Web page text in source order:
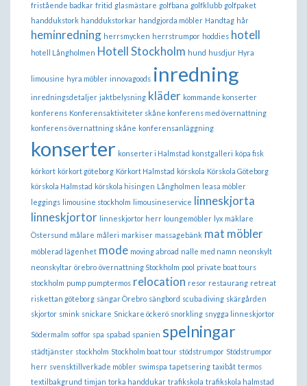
fristående badkar fritid glasmästare golfbana golfklubb golfpaket
handdukstork handdukstorkar handgjorda möbler Handtag hår
heminredning herrsmycken herrstrumpor hoddies hotell
hotell Långholmen Hotell Stockholm hund husdjur Hyra
limousine hyra möbler innovagoods inredning
inredningsdetaljer jaktbelysning kläder kommande konserter
konferens Konferensaktiviteter skåne konferens med övernattning
konferens övernattning skåne konferensanläggning
konserter konserter i Halmstad konstgalleri köpa fisk
körkort körkort göteborg Körkort Halmstad körskola Körskola Göteborg
körskola Halmstad körskola hisingen Långholmen
leasa möbler
leggings limousine stockholm limousineservice linneskjorta
linneskjortor linneskjortor herr loungemöbler lyx mäklare
Östersund målare måleri markiser massagebänk mat möbler
möblerad lägenhet mode moving abroad nalle med namn neonskylt
neonskyltar örebro övernattning Stockholm pool private boat tours
stockholm pump pumptermos relocation resor restaurang retreat
riskettan göteborg sängar Örebro sängbord scuba diving skärgården
skjortor smink snickare Snickare öckerö snorkling snygga linneskjortor
Södermalm soffor spa spabad spanien spelningar
städtjänster stockholm Stockholm boat tour stödstrumpor Stödstrumpor
herr svensktillverkade möbler swimspa tapetsering taxibåt termos
textilbakgrund timjan torka handdukar trafikskola trafikskola halmstad